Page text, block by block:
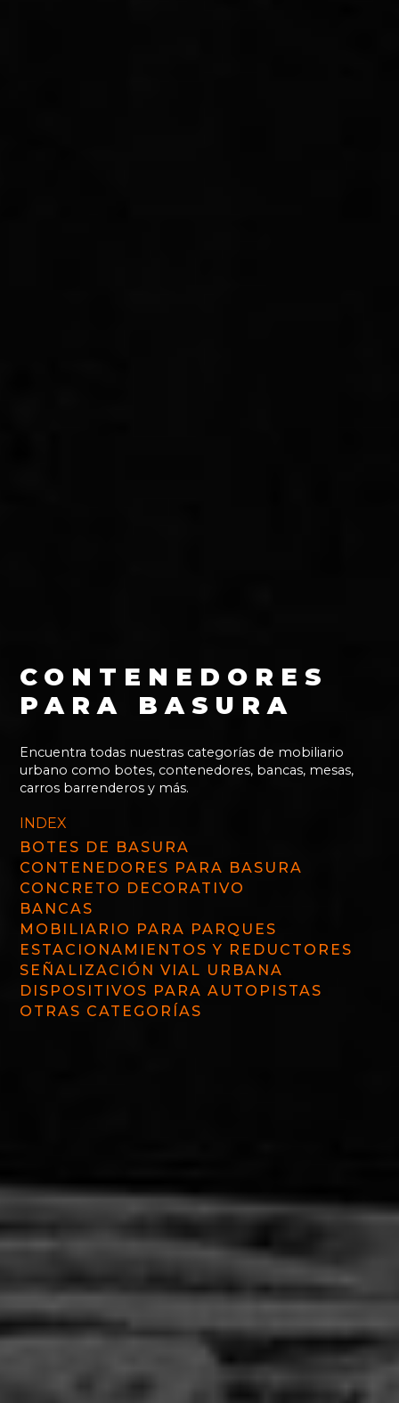
CONTENEDORES
PARA BASURA
Encuentra todas nuestras categorías de mobiliario
urbano como botes, contenedores, bancas, mesas,
carros barrenderos y más.
INDEX
BOTES DE BASURA
CONTENEDORES PARA BASURA
CONCRETO DECORATIVO
BANCAS
MOBILIARIO PARA PARQUES
ESTACIONAMIENTOS Y REDUCTORES
SEÑALIZACIÓN VIAL URBANA
DISPOSITIVOS PARA AUTOPISTAS
OTRAS CATEGORÍAS